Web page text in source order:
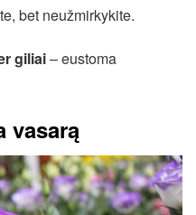
bet neužmirkykite.
giliai– eustoma
vasarą